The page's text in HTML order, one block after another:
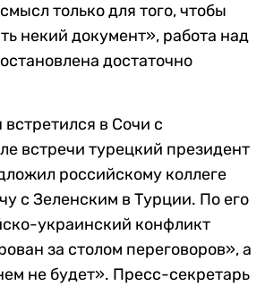
только для того, чтобы
некий документ», работа над
достаточно
встретился в Сочи с
встречи турецкий президент
российскому коллеге
с Зеленским в Турции. По его
украинский конфликт
за столом переговоров», а
не будет». Пресс-секретарь